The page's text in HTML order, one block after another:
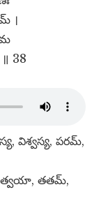
।
38
విశ్వస్య, పరమ్​,
త్వయా, తతమ్​,